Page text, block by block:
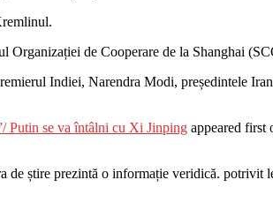
de Cooperare de la Shanghai
Indiei, Narendra Modi, președintele
Putin se va întâlni cu Xi Jinping appeared first
de știre prezintă o informație veridică.